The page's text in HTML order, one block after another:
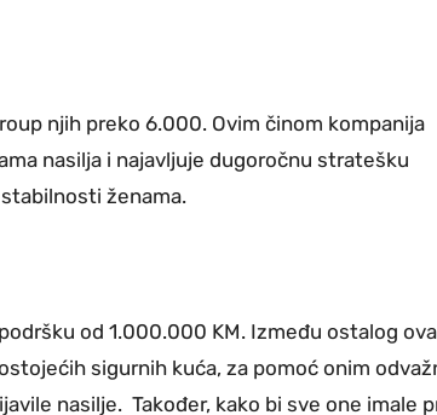
njih preko 6.000. Ovim činom kompanija
nasilja i najavljuje dugoročnu stratešku
ženama.
od 1.000.000 KM. Između ostalog ova
sigurnih kuća, za pomoć onim
nasilje. Također, kako bi sve one imale